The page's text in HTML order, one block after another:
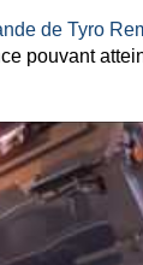
de Tyro
pouvant